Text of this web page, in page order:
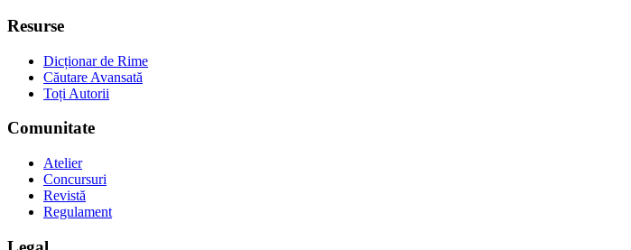
Resurse
Dicționar de Rime
Căutare Avansată
Toți Autorii
Comunitate
Atelier
Concursuri
Revistă
Regulament